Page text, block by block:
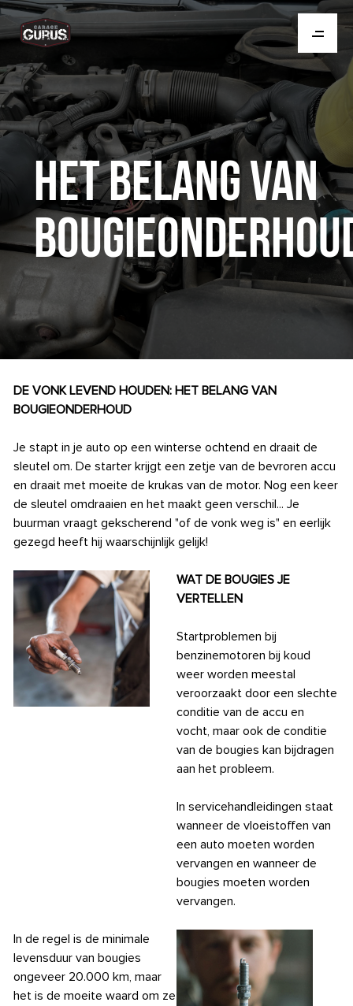
HET BELANG VAN
DE VONK LEVEND HOUDEN: HET BELANG VAN
BOUGIEONDERHOUD
Je stapt in je auto op een winterse ochtend en draait de
sleutel om. De starter krijgt een zetje van de bevroren accu
en draait met moeite de krukas van de motor. Nog een keer
de sleutel omdraaien en het maakt geen verschil... Je
buurman vraagt gekscherend "of de vonk weg is" en eerlijk
gezegd heeft hij waarschijnlijk gelijk!
WAT DE BOUGIES JE
VERTELLEN
Startproblemen bij
benzinemotoren bij koud
weer worden meestal
veroorzaakt door een slechte
conditie van de accu en
vocht, maar ook de conditie
van de bougies kan bijdragen
aan het probleem.
In servicehandleidingen staat
wanneer de vloeistoffen van
een auto moeten worden
vervangen en wanneer de
bougies moeten worden
vervangen.
In de regel is de minimale
levensduur van bougies
ongeveer 20.000 km, maar
het is de moeite waard om ze